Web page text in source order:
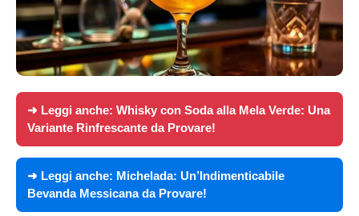
➜ Leggi anche: Whisky con Soda alla Mela Verde: Una
Variante Rinfrescante da Provare!
➜ Leggi anche: Michelada: Un’Indimenticabile
Bevanda Messicana da Provare!